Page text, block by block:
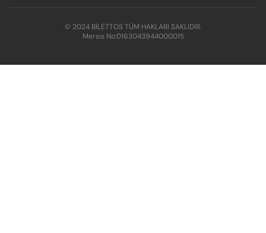
© 2024 BİLETTOS TÜM HAKLARI SAKLIDIR.
Mersis No:0163043944000015